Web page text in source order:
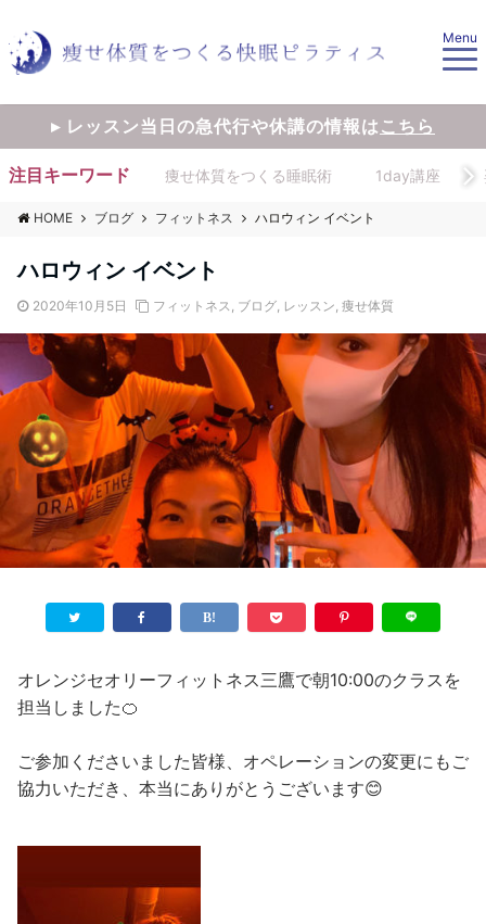
Menu
▸ レッスン当日の急代行や休講の情報はこちら
注目キーワード 痩せ体質をつくる睡眠術 1day講座
HOME ブログ フィットネス ハロウィン イベント
ハロウィン イベント
2020年10月5日 フィットネス, ブログ, レッスン, 痩せ体質
オレンジセオリーフィットネス三鷹で朝10:00のクラスを
担当しました🍊
ご参加くださいました皆様、オペレーションの変更にもご
協力いただき、本当にありがとうございます😊